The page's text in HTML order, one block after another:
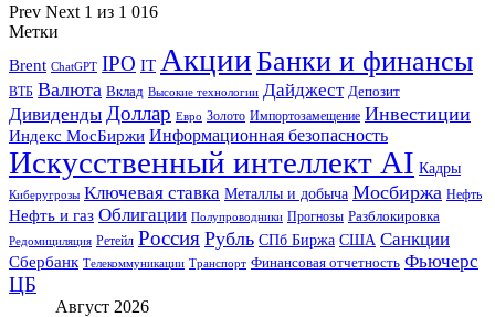
Prev Next 1 из 1 016
Метки
Brent ChatGPT IPO IT АкцииБанки и финансы
ВТБ Валюта Вклад Высокие технологии Дайджест Депозит
Дивиденды Доллар Евро Золото Импортозамещение Инвестиции
Индекс МосБиржи Информационная безопасность
Искусственный интеллект AI Кадры
Киберугрозы Ключевая ставка Металлы и добыча Мосбиржа Нефть
Нефть и газ Облигации Полупроводники Прогнозы Разблокировка
Редомициляция Ретейл Россия Рубль СПб Биржа США Санкции
Сбербанк Телекоммуникации Транспорт Финансовая отчетность Фьючерс
ЦБ
Август 2026